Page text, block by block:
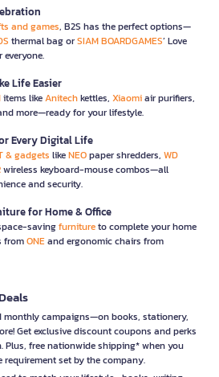
and games, B2S has the perfect options—
thermal bag orSIAM BOARDGAMES’ Love
Life Easier
items likeAnitechkettles, Xiaomiair purifiers,
more—ready for your lifestyle.
Every Digital Life
& gadgets likeNEOpaper shredders, WD
wireless keyboard-mouse combos—all
and security.
for Home & Office
savingfurnitureto complete your home
fromONEand ergonomic chairs from
monthly campaigns—on books, stationery,
Get exclusive discount coupons and perks
Plus, free nationwide shipping* when you
set by the company.